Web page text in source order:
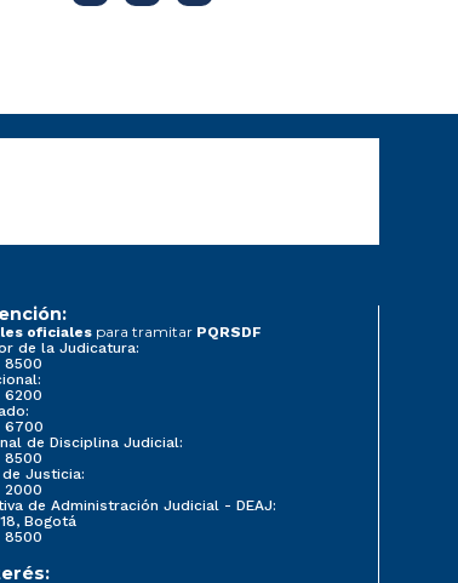
oficiales para tramitar PQRSDF
de la Judicatura:
8500
6200
6700
de Disciplina Judicial:
8500
Justicia:
2000
de Administración Judicial - DEAJ:
Bogotá
8500